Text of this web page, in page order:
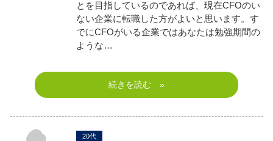
とを目指しているのであれば、現在CFOのい
ない企業に転職した方がよいと思います。す
でにCFOがいる企業ではあなたは勉強期間の
ような…
続きを読む »
20代